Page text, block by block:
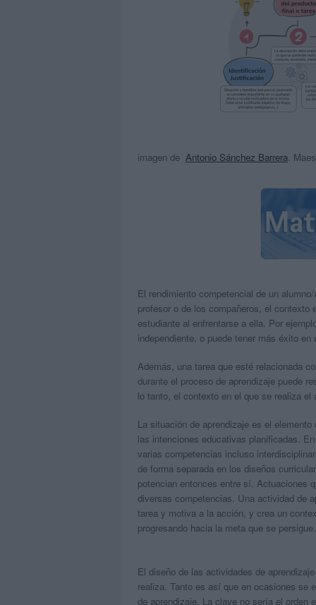
imagen de Antonio Sánchez Barrera.
El rendimiento competencial de un
profesor o de los compañeros, el
estudiante al enfrentarse a ella. Por
independiente, o puede tener más éxito
Además, una tarea que esté relacionada
durante el proceso de aprendizaje puede
lo tanto, el contexto en el que se realiza
La situación de aprendizaje es el
las intenciones educativas planificadas.
varias competencias incluso
de forma separada en los diseños
potencian entonces entre sí. Actuaciones
diversas competencias. Una actividad de
tareay motiva a la acción, y crea un
progresando hacia la meta que se persigue.
El diseño de las actividades de aprendizaje
realiza. Tanto es así que en ocasiones se
de aprendizaje. La claveno sería el orden